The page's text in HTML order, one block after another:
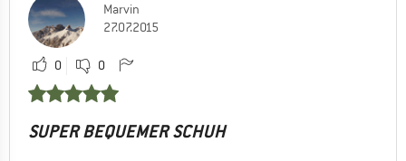
Marvin
27.07.2015
0 0
SUPER BEQUEMER SCHUH